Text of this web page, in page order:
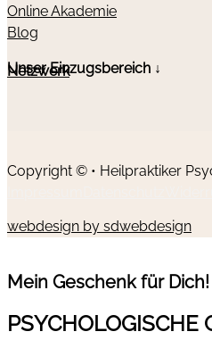
Online Akademie
Blog
Netzwerk
Unser Einzugsbereich ↓
Copyright © • Heilpraktiker
webdesign by sdwebdesign
Mein Geschenk für Dich!
PSYCHOLOGISCHE